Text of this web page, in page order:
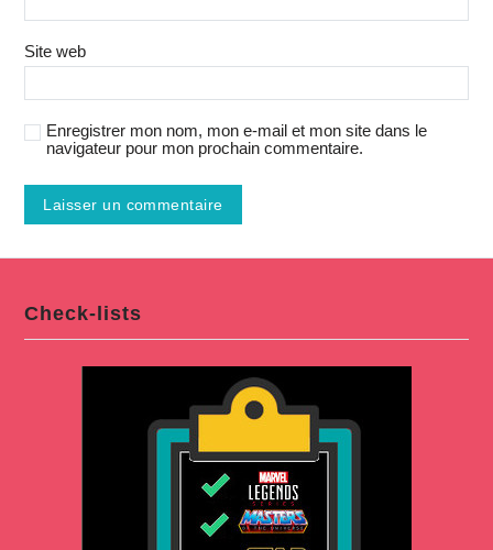
Site web
Enregistrer mon nom, mon e-mail et mon site dans le
navigateur pour mon prochain commentaire.
Check-lists